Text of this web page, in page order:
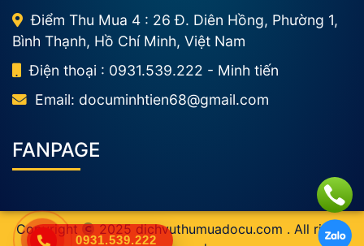
Điểm Thu Mua 4 : 26 Đ. Diên Hồng, Phường 1,
Bình Thạnh, Hồ Chí Minh, Việt Nam
Điện thoại : 0931.539.222 - Minh tiến
Email: documinhtien68@gmail.com
FANPAGE
Copyright 2025dichvuthumuadocu.com . All rights
0931.539.222